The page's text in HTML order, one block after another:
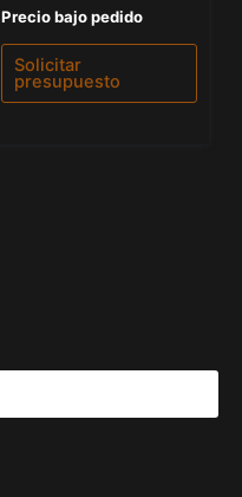
Valorado
5.00
de 5
Precio bajo pedido
Solicitar
presupuesto